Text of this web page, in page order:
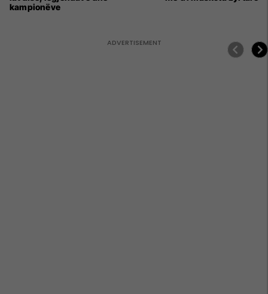
kampionëve